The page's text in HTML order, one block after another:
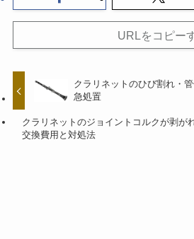
URLをコピー
クラリネットのひび割れ・
急処置
クラリネットのジョイントコルクが剥が
交換費用と対処法